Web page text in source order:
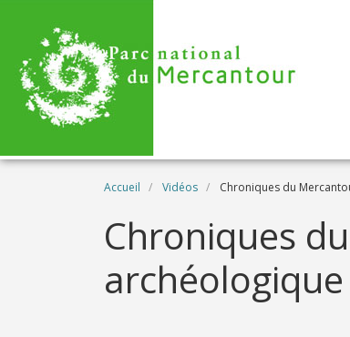
Fil d'Ariane
Accueil Vidéos Chroniques du
Name
Chroniques